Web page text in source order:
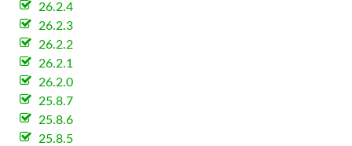
26.2.4
26.2.3
26.2.2
26.2.1
26.2.0
25.8.7
25.8.6
25.8.5